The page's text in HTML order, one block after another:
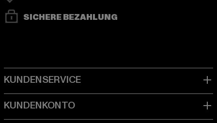
SICHERE BEZAHLUNG